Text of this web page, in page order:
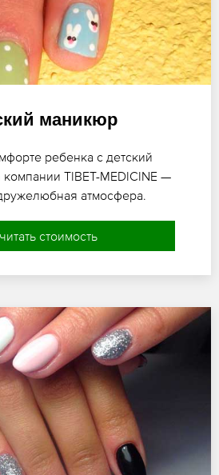
маникюр
ребенка с детский
TIBET-MEDICINE —
атмосфера.
стоимость